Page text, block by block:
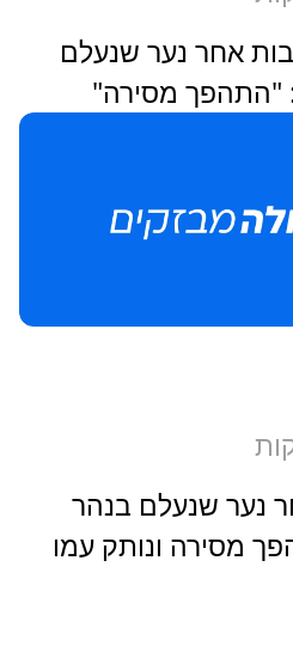
אחר נער שנעלם
"התהפך מסירה"
נער שנעלם בנהר
מסירה ונותק עמו